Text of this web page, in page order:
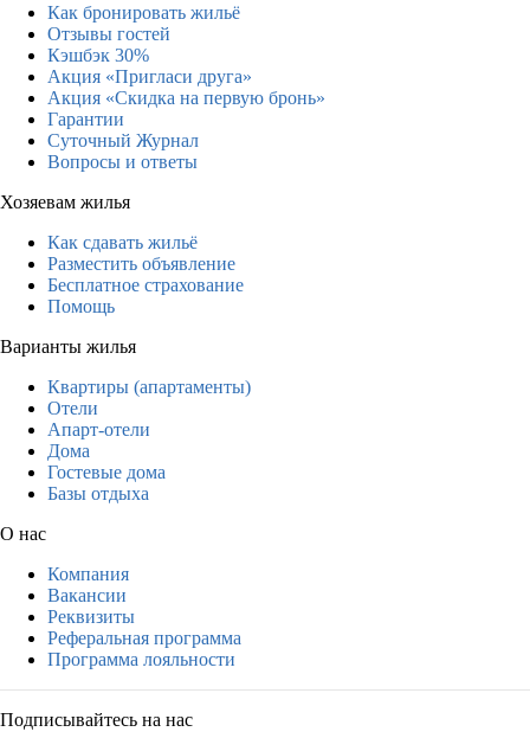
Как бронировать жильё
Отзывы гостей
Кэшбэк 30%
Акция «Пригласи друга»
Акция «Скидка на первую бронь»
Гарантии
Суточный Журнал
Вопросы и ответы
Хозяевам жилья
Как сдавать жильё
Разместить объявление
Бесплатное страхование
Помощь
Варианты жилья
Квартиры (апартаменты)
Отели
Апарт-отели
Дома
Гостевые дома
Базы отдыха
О нас
Компания
Вакансии
Реквизиты
Реферальная программа
Программа лояльности
Подписывайтесь на нас